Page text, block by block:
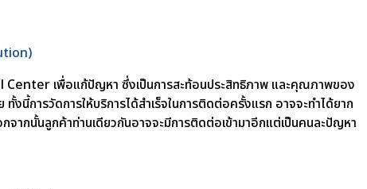
Center เพื่อแก้ปัญหา ซึ่งเป็นการสะท้อนประสิทธิภาพ และคุณภาพของ
งนี้การวัดการให้บริการได้สำเร็จในการติดต่อครั้งแรก อาจจะทำได้ยาก
จากนั้นลูกค้าท่านเดียวกันอาจจะมีการติดต่อเข้ามาอีกแต่เป็นคนละปัญหา